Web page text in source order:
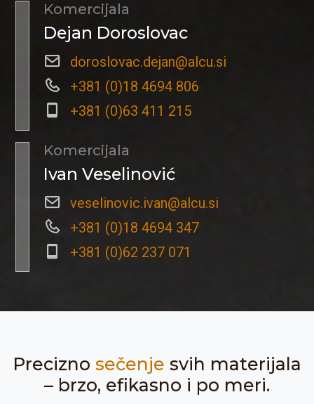
Komercijala
Dejan Doroslovac
doroslovac.dejan@alcu.si
+381 (0)18 4694 806
+381 (0)63 411 215
Komercijala
Ivan Veselinović
veselinovic.ivan@alcu.si
+381 (0)18 4694 347
+381 (0)62 237 071
Precizno sečenje svih materijala
– brzo, efikasno i po meri.